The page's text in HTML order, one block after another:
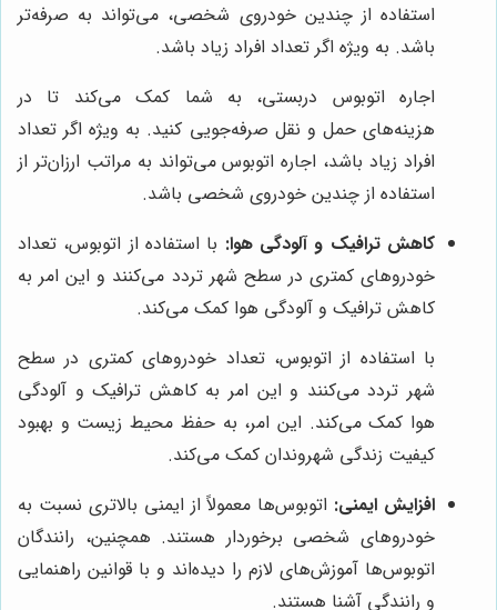
استفاده از چندین خودروی شخصی، می‌تواند به صرفه‌تر
باشد. به ویژه اگر تعداد افراد زیاد باشد.
اجاره اتوبوس دربستی، به شما کمک می‌کند تا در
هزینه‌های حمل و نقل صرفه‌جویی کنید. به ویژه اگر تعداد
افراد زیاد باشد، اجاره اتوبوس می‌تواند به مراتب ارزان‌تر از
استفاده از چندین خودروی شخصی باشد.
کاهش ترافیک و آلودگی هوا: با استفاده از اتوبوس، تعداد
خودروهای کمتری در سطح شهر تردد می‌کنند و این امر به
کاهش ترافیک و آلودگی هوا کمک می‌کند.
با استفاده از اتوبوس، تعداد خودروهای کمتری در سطح
شهر تردد می‌کنند و این امر به کاهش ترافیک و آلودگی
هوا کمک می‌کند. این امر، به حفظ محیط زیست و بهبود
کیفیت زندگی شهروندان کمک می‌کند.
افزایش ایمنی: اتوبوس‌ها معمولاً از ایمنی بالاتری نسبت به
خودروهای شخصی برخوردار هستند. همچنین، رانندگان
اتوبوس‌ها آموزش‌های لازم را دیده‌اند و با قوانین راهنمایی
و رانندگی آشنا هستند.